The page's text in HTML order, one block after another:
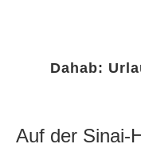
Dahab:
Auf der Sinai-